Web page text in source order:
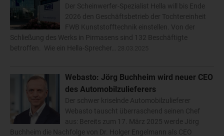
Der Scheinwerfer-Spezialist Hella will bis Ende
2026 den Geschäftsbetrieb der Tochtereinheit
FWB Kunststofftechnik einstellen. Von der
Schließung des Werks in Pirmasens sind 132 Beschäftigte
betroffen. Wie ein Hella-Sprecher…
Webasto: Jörg Buchheim wird neuer CEO
des Automobilzulieferers
Der schwer kriselnde Automobilzulieferer
Webasto tauscht überraschend seinen Chef
aus: Bereits zum 17. März 2025 werde Jörg
Buchheim die Nachfolge von Dr. Holger Engelmann als CEO